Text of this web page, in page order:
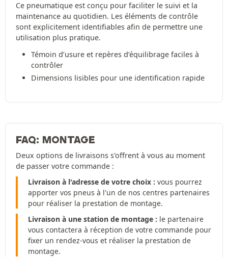
Ce pneumatique est conçu pour faciliter le suivi et la
maintenance au quotidien. Les éléments de contrôle
sont explicitement identifiables afin de permettre une
utilisation plus pratique.
Témoin d’usure et repères d’équilibrage faciles à
contrôler
Dimensions lisibles pour une identification rapide
FAQ: MONTAGE
Deux options de livraisons s'offrent à vous au moment
de passer votre commande :
Livraison à l'adresse de votre choix : vous pourrez
apporter vos pneus à l'un de nos centres partenaires
pour réaliser la prestation de montage.
Livraison à une station de montage : le partenaire
vous contactera à réception de votre commande pour
fixer un rendez-vous et réaliser la prestation de
montage.